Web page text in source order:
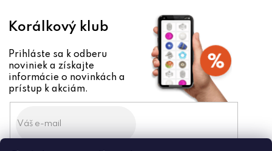
Korálkový klub
Prihláste sa k odberu
noviniek a získajte
informácie o novinkách a
prístup k akciám.